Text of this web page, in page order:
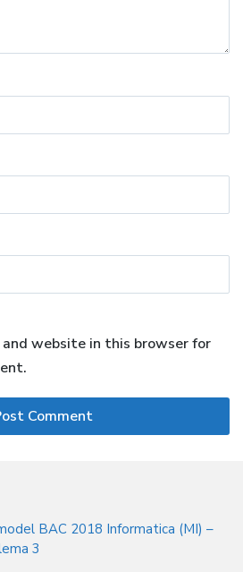
and website in this browser for
BAC 2018 Informatica (MI) –
3